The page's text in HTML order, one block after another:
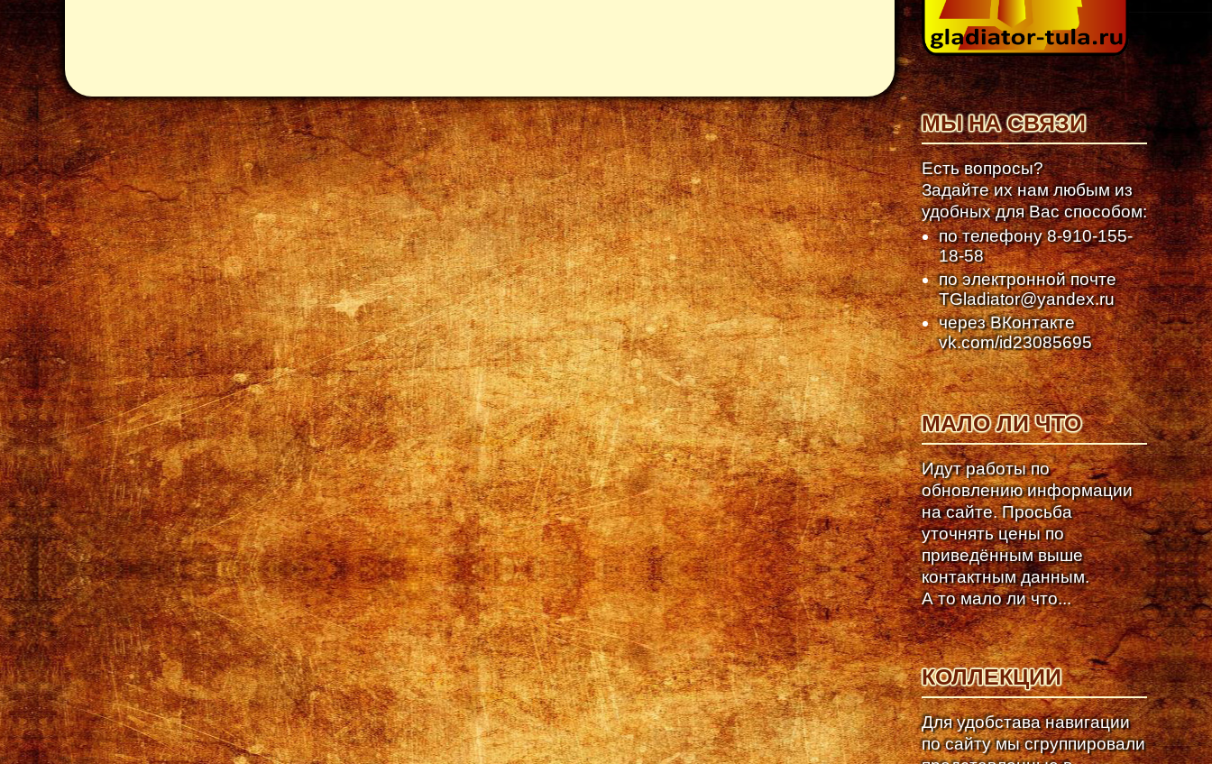
МЫ НА СВЯЗИ
Есть вопросы?
Задайте их нам любым из
удобных для Вас способом:
по телефону8-910-155-
18-58
по электронной почте
TGladiator@yandex.ru
через ВКонтакте
vk.com/id23085695
МАЛО ЛИ ЧТО
Идут работы по
обновлению информации
на сайте. Просьба
уточнять цены по
приведённым выше
контактным данным.
А то мало ли что...
КОЛЛЕКЦИИ
Для удобстава навигации
по сайту мы сгруппировали